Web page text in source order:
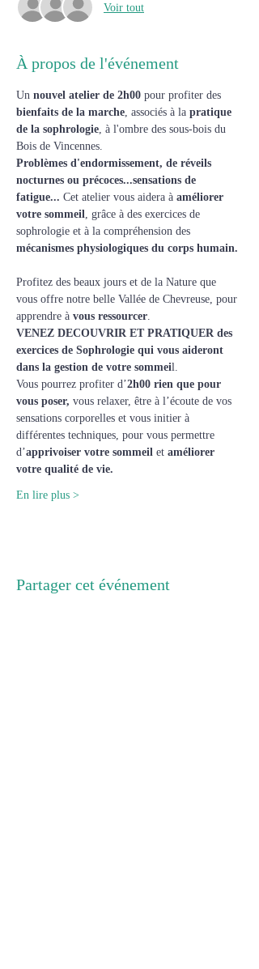
Voir tout
À propos de l'événement
Un nouvel atelier de 2h00 pour profiter des
bienfaits de la marche, associés à la pratique
de la sophrologie, à l'ombre des sous-bois du
Bois de Vincennes.
Problèmes d'endormissement, de réveils
nocturnes ou précoces...sensations de
fatigue... Cet atelier vous aidera à améliorer
votre sommeil, grâce à des exercices de
sophrologie et à la compréhension des
mécanismes physiologiques du corps humain.
Profitez des beaux jours et de la Nature que
vous offre notre belle Vallée de Chevreuse, pour
apprendre à vous ressourcer.
VENEZ DECOUVRIR ET PRATIQUER des
exercices de Sophrologie qui vous aideront
dans la gestion de votre sommeil.
Vous pourrez profiter d’2h00 rien que pour
vous poser, vous relaxer, être à l’écoute de vos
sensations corporelles et vous initier à
différentes techniques, pour vous permettre
d’apprivoiser votre sommeil et améliorer
votre qualité de vie.
En lire plus >
Partager cet événement